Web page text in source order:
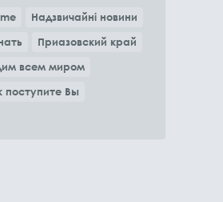
Надзвичайні новини
Приазовский край
всем миром
поступите Вы